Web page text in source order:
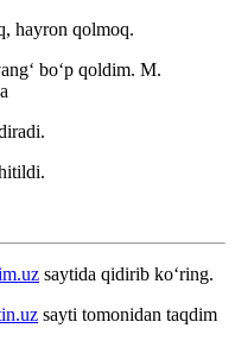
hayron qolmoq.
boʻp qoldim. M.
saytida qidirib ko‘ring.
sayti tomonidan taqdim